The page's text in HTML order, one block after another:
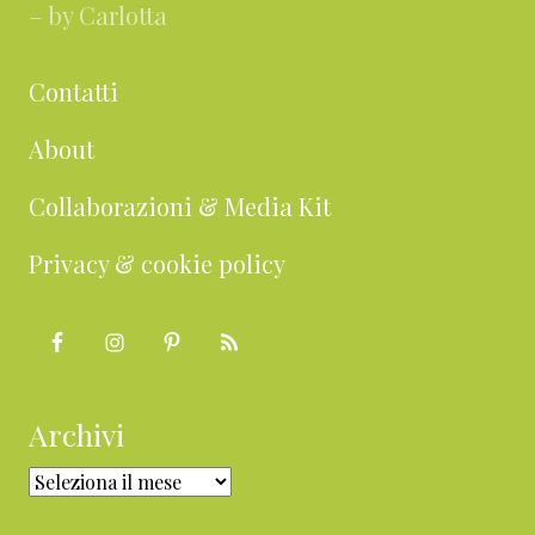
– by Carlotta
Contatti
About
Collaborazioni & Media Kit
Privacy & cookie policy
Archivi
Archivi